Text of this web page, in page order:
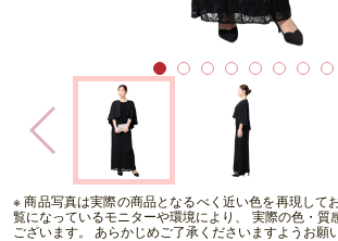
※ 商品写真は実際の商品となるべく近い色を再現して
覧になっているモニターや環境により、 実際の色・質
ございます。 あらかじめご了承くださいますようお願